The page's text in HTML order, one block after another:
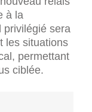
à la
privilégié sera
les situations
permettant
ciblée.